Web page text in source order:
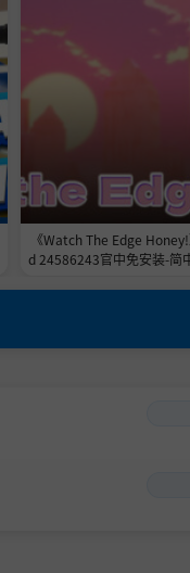
《Watch The Edge
d 24586243官中免安装-简